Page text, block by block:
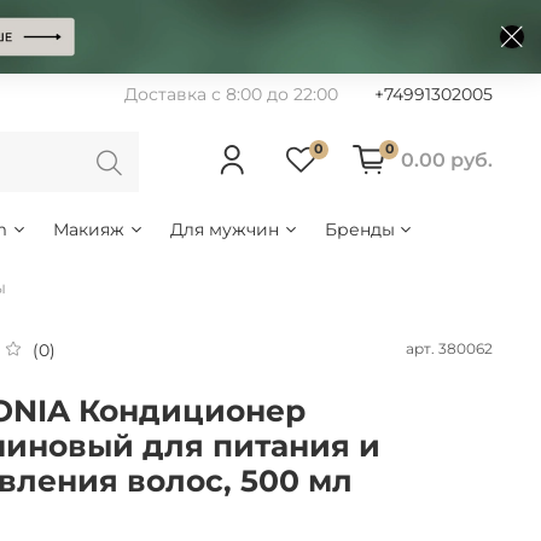
Доставка с 8:00 до 22:00 +74991302005
0 0 0.00 руб.
Макияж Для мужчин Бренды
(0) арт. 380062
Кондиционер
для питания и
волос, 500 мл